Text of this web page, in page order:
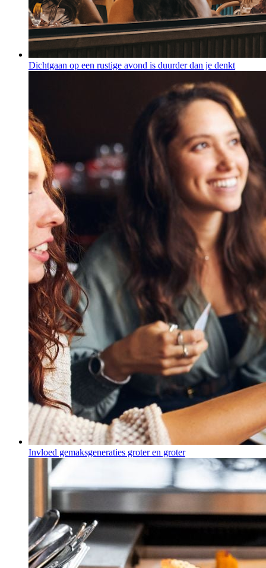
Dichtgaan op een rustige avond is duurder dan je denkt
Invloed gemaksgeneraties groter en groter